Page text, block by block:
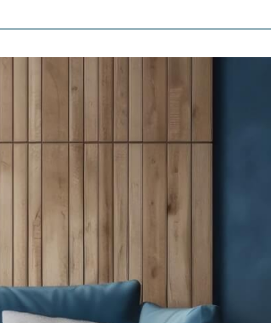
Réinitialiser les filtres